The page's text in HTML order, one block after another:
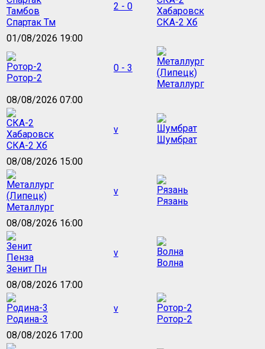
Спартак Тм
2 - 0
СКА-2 Хб
01/08/2026 19:00
Ротор-2
0 - 3
Металлург
08/08/2026 07:00
СКА-2 Хб
v
Шумбрат
08/08/2026 15:00
Металлург
v
Рязань
08/08/2026 16:00
Зенит Пн
v
Волна
08/08/2026 17:00
Родина-3
v
Ротор-2
08/08/2026 17:00